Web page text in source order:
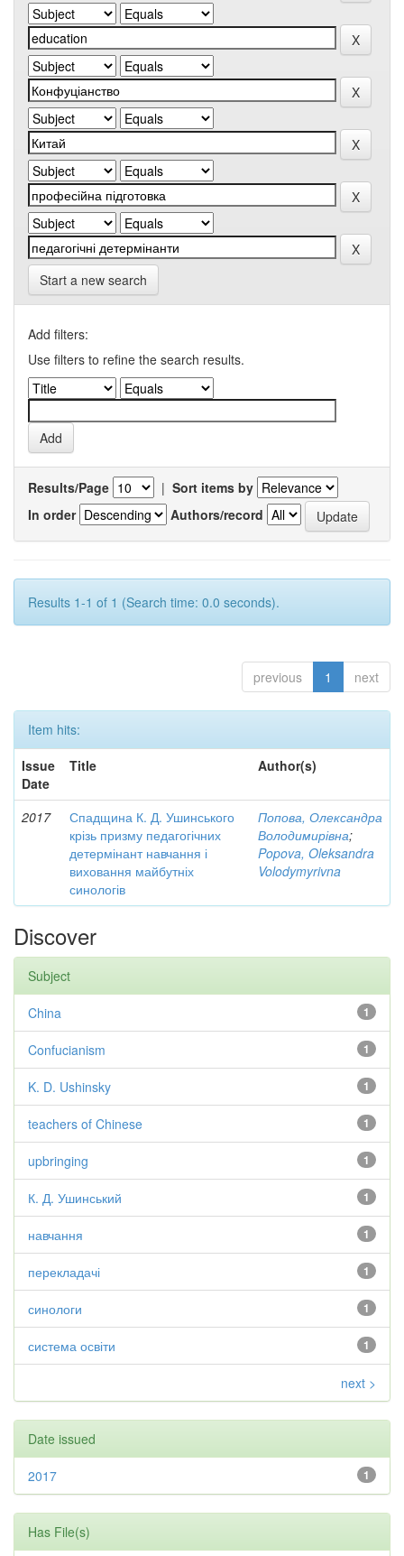
Start a new search
Add filters:
Use filters to refine the search results.
Results/Page | Sort items by
In order
Authors/record
Results 1-1 of 1 (Search time: 0.0 seconds).
previous 1 next
Item hits:
Issue
Date
Title Author(s)
2017
Спадщина К. Д. Ушинського
крізь призму педагогічних
детермінант навчання і
виховання майбутніх
синологів
Попова, Олександра
Володимирівна;
Popova, Oleksandra
Volodymyrivna
Discover
Subject
1
China
1
Confucianism
1
K. D. Ushinsky
1
teachers of Chinese
1
upbringing
1
К. Д. Ушинський
1
навчання
1
перекладачі
1
синологи
1
система освіти
next >
Date issued
1
2017
Has File(s)